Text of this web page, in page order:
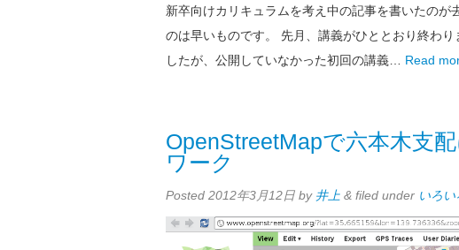
新卒向けカリキュラムを考え中の記事を書いたの
のは早いものです。 先月、講義がひととおり終わ
したが、公開していなかった初回の講義… Read
OpenStreetMapで六本木支
ワーク
Posted 2012年3月12日 by 井上 & filed under いろい